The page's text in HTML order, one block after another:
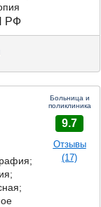
РФ
Больница и
поликлиника
9.7
Отзывы
(17)